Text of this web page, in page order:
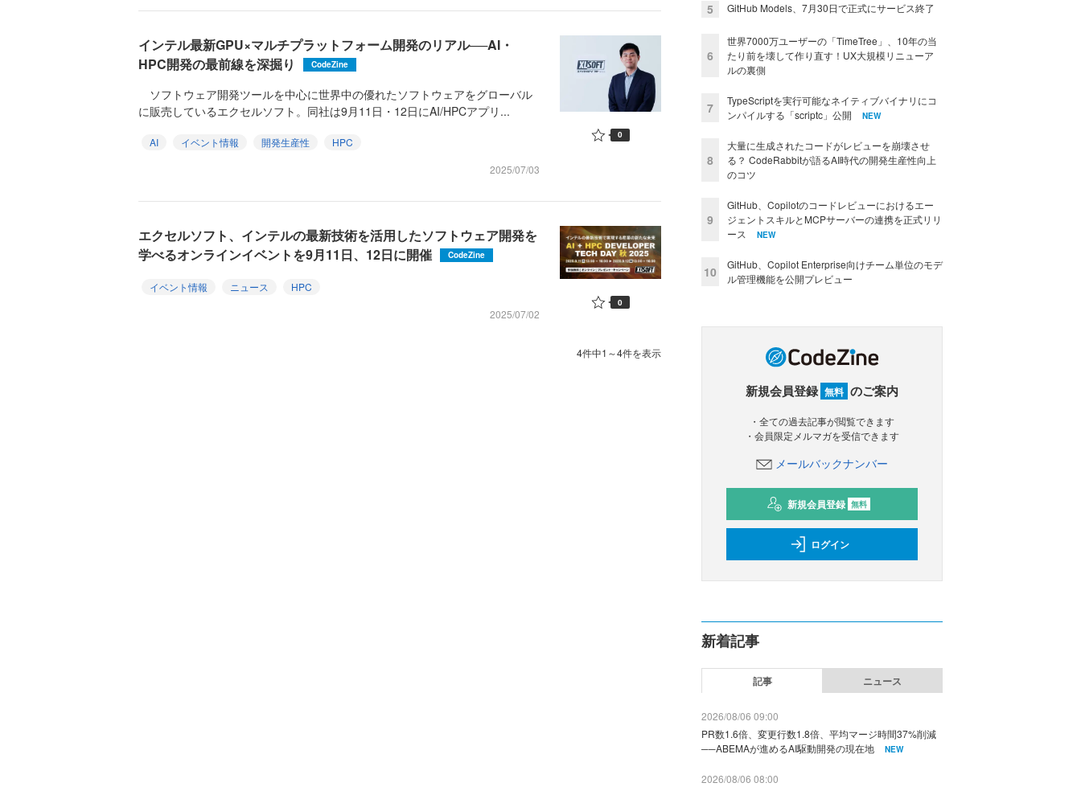
インテル最新GPU×マルチプラットフォーム開発のリアル──AI・
HPC開発の最前線を深掘り
CodeZine
ソフトウェア開発ツールを中心に世界中の優れたソフトウェアをグローバル
に販売しているエクセルソフト。同社は9月11日・12日にAI/HPCアプリ...
AI イベント情報 開発生産性
HPC
2025/07/03
0
エクセルソフト、インテルの最新技術を活用したソフトウェア開発を
学べるオンラインイベントを9月11日、12日に開催
CodeZine
イベント情報 ニュース
HPC
2025/07/02
0
4件中1～4件を表示
5 GitHub Models、7月30日で正式にサービス終了
6
世界7000万ユーザーの「TimeTree」、10年の当
たり前を壊して作り直す！UX大規模リニューア
ルの裏側
7
TypeScriptを実行可能なネイティブバイナリにコ
ンパイルする「scriptc」公開
NEW
8
大量に生成されたコードがレビューを崩壊させ
る？ CodeRabbitが語るAI時代の開発生産性向上
のコツ
9
GitHub、Copilotのコードレビューにおけるエー
ジェントスキルとMCPサーバーの連携を正式リリ
ース
NEW
10
GitHub、Copilot Enterprise向けチーム単位のモデ
ル管理機能を公開プレビュー
新規会員登録 無料 のご案内
・全ての過去記事が閲覧できます
・会員限定メルマガを受信できます
メールバックナンバー
新規会員登録 無料
ログイン
新着記事
記事 ニュース
2026/08/06 09:00
PR数1.6倍、変更行数1.8倍、平均マージ時間37%削減
──ABEMAが進めるAI駆動開発の現在地
NEW
2026/08/06 08:00